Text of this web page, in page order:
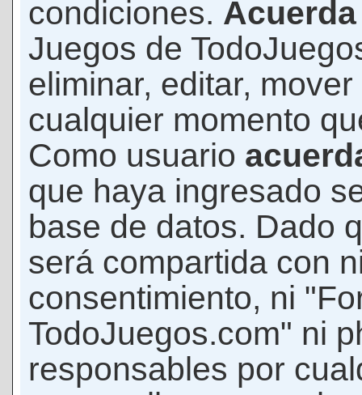
condiciones. Acuerda
Juegos de
eliminar, editar,
cualquier momento
Como usuario
que haya ingresado
base de datos. Dado
será compartida con
consentimiento, ni
TodoJuegos.com" ni
responsables por